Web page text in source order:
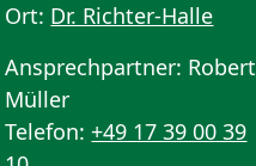
Ort: Dr. Richter-Halle
Ansprechpartner: Robert
Müller
Telefon:+49 17 39 00 39